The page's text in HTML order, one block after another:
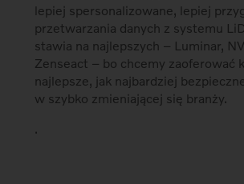
lepiej spersonalizowane, lepiej
przetwarzania danych z systemu
stawia na najlepszych – Luminar,
Zenseact – bo chcemy zaoferować
najlepsze, jak najbardziej
w szybko zmieniającej się branży.
.